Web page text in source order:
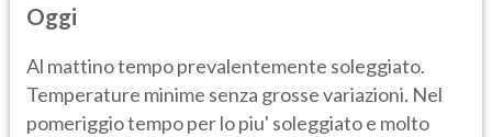
Oggi
Al mattino tempo prevalentemente soleggiato.
Temperature minime senza grosse variazioni. Nel
pomeriggio tempo per lo piu' soleggiato e molto